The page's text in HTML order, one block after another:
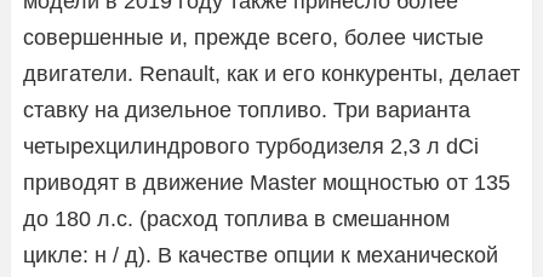
совершенные и, прежде всего, более чистые
двигатели. Renault, как и его конкуренты, делает
ставку на дизельное топливо. Три варианта
четырехцилиндрового турбодизеля 2,3 л dCi
приводят в движение Master мощностью от 135
до 180 л.с. (расход топлива в смешанном
цикле: н / д). В качестве опции к механической